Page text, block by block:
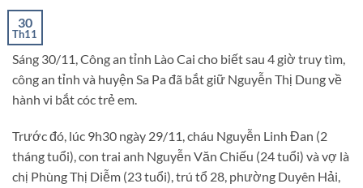
30
Th11
Sáng 30/11, Công an tỉnh Lào Cai cho biết sau 4 giờ truy tìm,
công an tỉnh và huyện Sa Pa đã bắt giữ Nguyễn Thị Dung về
hành vi bắt cóc trẻ em.
Trước đó, lúc 9h30 ngày 29/11, cháu Nguyễn Linh Đan (2
tháng tuổi), con trai anh Nguyễn Văn Chiếu (24 tuổi) và vợ là
chị Phùng Thị Diễm (23 tuổi), trú tổ 28, phường Duyên Hải,